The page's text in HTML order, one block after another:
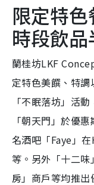
限定特
時段飲品
蘭桂坊LKF
定特色美饌、特
「不眠落坊」活
「朝天門」於優
名酒吧「Faye」
等。另外「十二
房」商戶等均推出